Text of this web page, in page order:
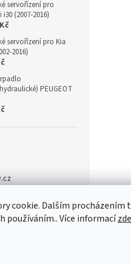
cookie. Dalším procházením
používáním.. Více informacízde
servořízení pro
(2007-2016)
servořízení pro Kia
2016)
PEUGEOT